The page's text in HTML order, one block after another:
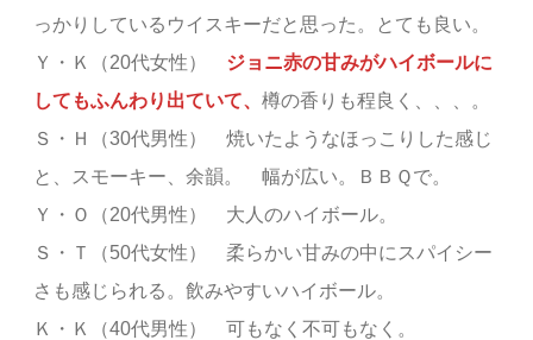
っかりしているウイスキーだと思った。とても良い。
Ｙ・Ｋ（20代女性） ジョニ赤の甘みがハイボールに
してもふんわり出ていて、 樽の香りも程良く、、、。
Ｓ・Ｈ（30代男性） 焼いたようなほっこりした感じ
と、スモーキー、余韻。 幅が広い。ＢＢＱで。
Ｙ・Ｏ（20代男性） 大人のハイボール。
Ｓ・Ｔ（50代女性） 柔らかい甘みの中にスパイシー
さも感じられる。飲みやすいハイボール。
Ｋ・Ｋ（40代男性） 可もなく不可もなく。